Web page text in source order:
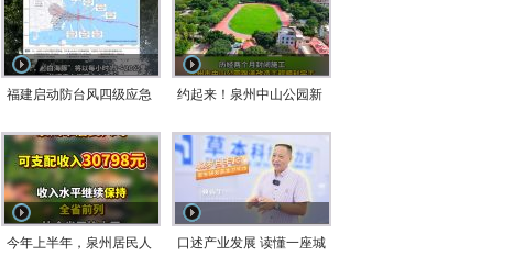
福建启动防台风四级应急
9日在长江口至福建北部
一带沿海登陆
约起来！泉州中山公园新
今年上半年，泉州居民人 口述产业发展 读懂一座城